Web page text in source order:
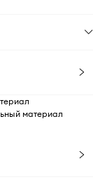
материал